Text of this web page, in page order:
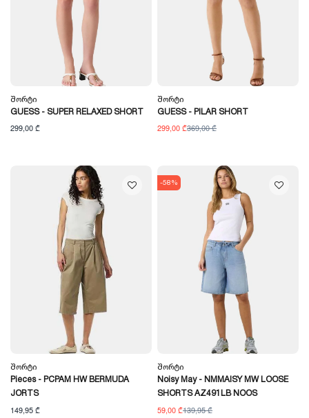
Შორტი
GUESS - SUPER RELAXED SHORT
299,00 ₾
Შორტი
GUESS - PILAR SHORT
299,00 ₾369,00 ₾
Შორტი
Pieces - PCPAM HW BERMUDA
JORTS
149,95 ₾
-58%
Შორტი
Noisy May - NMMAISY MW LOOSE
SHORTS AZ491LB NOOS
59,00 ₾139,95 ₾